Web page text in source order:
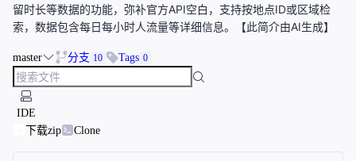
留时长等数据的功能，弥补官方API空白，支持按地点ID或区域检
索，数据包含每日每小时人流量等详细信息。【此简介由AI生成】
master 分支 10 Tags 0
IDE
下载zip
Clone